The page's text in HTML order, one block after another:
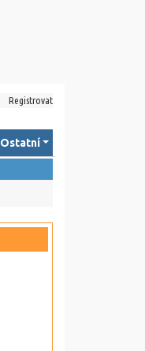
Registrovat
Ostatní